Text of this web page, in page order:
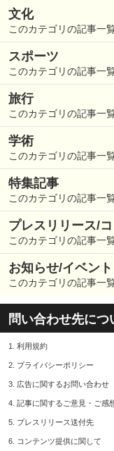
文化
このカテゴリの記事一
スポーツ
このカテゴリの記事一
旅行
このカテゴリの記事一
学術
このカテゴリの記事一
特集記事
このカテゴリの記事一
プレスリリース/
このカテゴリの記事一
お知らせ/イベント
このカテゴリの記事一
問い合わせ先につ
1. 利用規約
2. プライバシーポリシー
3. 広告に関するお問い合わせ
4. 記事に関するご意見・ご感
5. プレスリリース送付先
6. コンテンツ提供に関して